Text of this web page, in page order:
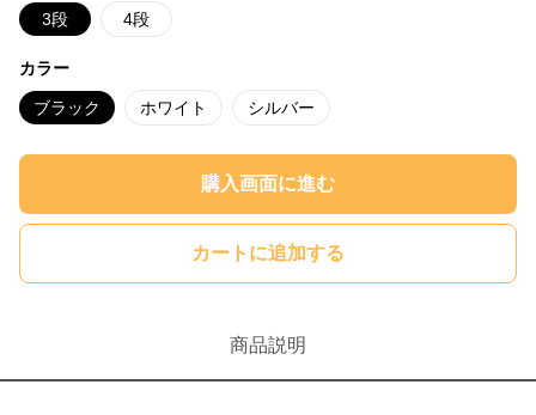
3段 4段
カラー
ブラック ホワイト シルバー
購入画面に進む
カートに追加する
商品説明